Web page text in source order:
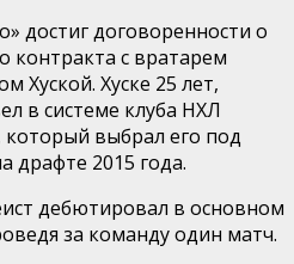
достиг договоренности о
контракта с вратарем
Хуской. Хуске 25 лет,
в системе клуба НХЛ
выбрал его под
2015 года.
дебютировал в основном
за команду один матч.